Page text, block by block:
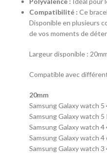
Compatibilité : Ce
Disponible en plusieurs
de vos moments de
Largeur disponible :
Compatible avec
20mm
Samsung Galaxy watch 5
Samsung Galaxy watch 5
Samsung Galaxy watch 4
Samsung Galaxy watch 4
Samsung Galaxy watch 3